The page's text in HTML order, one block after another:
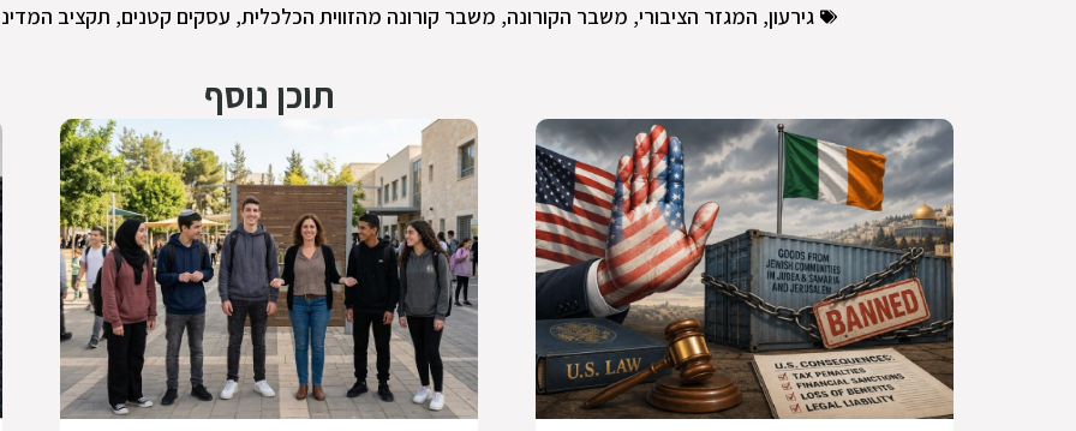
גירעון, המגזר הציבורי, משבר הקורונה, משבר קורונה מהזווית הכלכלית, עסקים קטנים, תקציב
תוכן נוסף